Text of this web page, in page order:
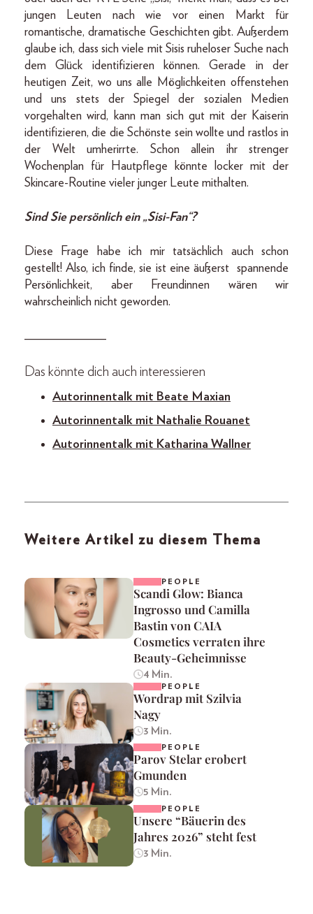
jungen Leuten nach wie vor einen Markt für
romantische, dramatische Geschichten gibt. Außerdem
glaube ich, dass sich viele mit Sisis ruheloser Suche nach
dem Glück identifizieren können. Gerade in der
heutigen Zeit, wo uns alle Möglichkeiten offenstehen
und uns stets der Spiegel der sozialen Medien
vorgehalten wird, kann man sich gut mit der Kaiserin
identifizieren, die die Schönste sein wollte und rastlos in
der Welt umherirrte. Schon allein ihr strenger
Wochenplan für Hautpflege könnte locker mit der
Skincare-Routine vieler junger Leute mithalten.
Sind Sie persönlich ein „Sisi-Fan“?
Diese Frage habe ich mir tatsächlich auch schon
gestellt! Also, ich finde, sie ist eine äußerst spannende
Persönlichkeit, aber Freundinnen wären wir
wahrscheinlich nicht geworden.
Das könnte dich auch interessieren
Autorinnentalk mit Beate Maxian
Autorinnentalk mit Nathalie Rouanet
Autorinnentalk mit Katharina Wallner
Weitere Artikel zu diesem Thema
PEOPLE
Scandi Glow: Bianca
Ingrosso und Camilla
Bastin von CAIA
Cosmetics verraten ihre
Beauty-Geheimnisse
4 Min.
PEOPLE
Wordrap mit Szilvia
Nagy
3 Min.
PEOPLE
Parov Stelar erobert
Gmunden
5 Min.
PEOPLE
Unsere “Bäuerin des
Jahres 2026” steht fest
3 Min.